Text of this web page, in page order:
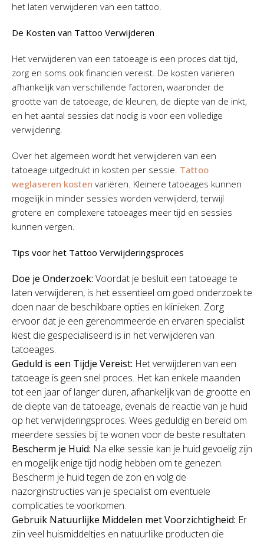
het laten verwijderen van een tattoo.
De Kosten van Tattoo Verwijderen
Het verwijderen van een tatoeage is een proces dat tijd,
zorg en soms ook financiën vereist. De kosten variëren
afhankelijk van verschillende factoren, waaronder de
grootte van de tatoeage, de kleuren, de diepte van de inkt,
en het aantal sessies dat nodig is voor een volledige
verwijdering.
Over het algemeen wordt het verwijderen van een
tatoeage uitgedrukt in kosten per sessie. Tattoo
weglaseren kosten variëren. Kleinere tatoeages kunnen
mogelijk in minder sessies worden verwijderd, terwijl
grotere en complexere tatoeages meer tijd en sessies
kunnen vergen.
Tips voor het Tattoo Verwijderingsproces
Doe je Onderzoek: Voordat je besluit een tatoeage te
laten verwijderen, is het essentieel om goed onderzoek te
doen naar de beschikbare opties en klinieken. Zorg
ervoor dat je een gerenommeerde en ervaren specialist
kiest die gespecialiseerd is in het verwijderen van
tatoeages.
Geduld is een Tijdje Vereist: Het verwijderen van een
tatoeage is geen snel proces. Het kan enkele maanden
tot een jaar of langer duren, afhankelijk van de grootte en
de diepte van de tatoeage, evenals de reactie van je huid
op het verwijderingsproces. Wees geduldig en bereid om
meerdere sessies bij te wonen voor de beste resultaten.
Bescherm je Huid: Na elke sessie kan je huid gevoelig zijn
en mogelijk enige tijd nodig hebben om te genezen.
Bescherm je huid tegen de zon en volg de
nazorginstructies van je specialist om eventuele
complicaties te voorkomen.
Gebruik Natuurlijke Middelen met Voorzichtigheid: Er
zijn veel huismiddeltjes en natuurlijke producten die